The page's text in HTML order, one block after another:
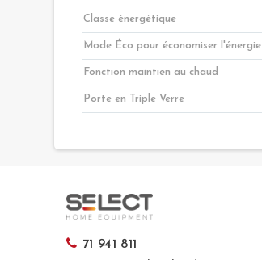
Classe énergétique
Mode Éco pour économiser l'énergie
Fonction maintien au chaud
Porte en Triple Verre
71 941 811